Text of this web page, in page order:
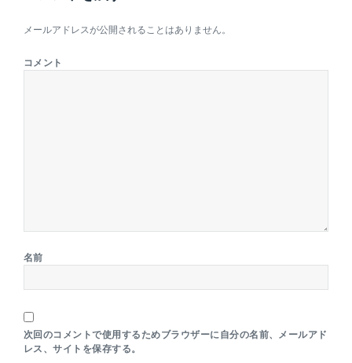
メールアドレスが公開されることはありません。
コメント
名前
次回のコメントで使用するためブラウザーに自分の名前、メールアド
レス、サイトを保存する。